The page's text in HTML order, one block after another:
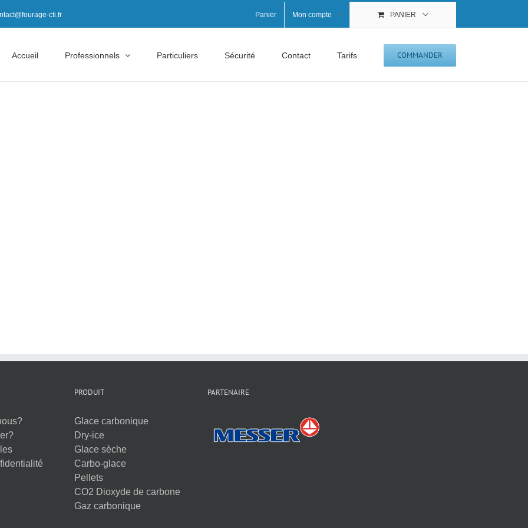
cti.fr Panier Mon compte PANIER
Accueil Professionnels Particuliers Sécurité Contact Tarifs COMMANDER
PRODUIT
Glace carbonique
Dry-ice
Glace sèche
Carbo-glace
Pellets
CO2 Dioxyde de carbone
Gaz carbonique
PARTENAIRE